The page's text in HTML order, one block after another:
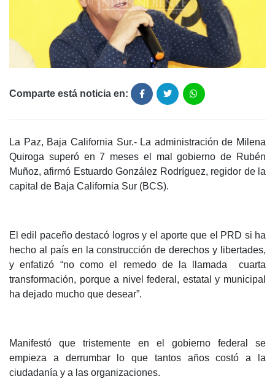
Comparte está noticia en:
La Paz, Baja California Sur.- La administración de Milena
Quiroga superó en 7 meses el mal gobierno de Rubén
Muñoz, afirmó Estuardo González Rodríguez, regidor de la
capital de Baja California Sur (BCS).
El edil paceño destacó logros y el aporte que el PRD si ha
hecho al país en la construcción de derechos y libertades,
y enfatizó “no como el remedo de la llamada cuarta
transformación, porque a nivel federal, estatal y municipal
ha dejado mucho que desear”.
Manifestó que tristemente en el gobierno federal se
empieza a derrumbar lo que tantos años costó a la
ciudadanía y a las organizaciones.